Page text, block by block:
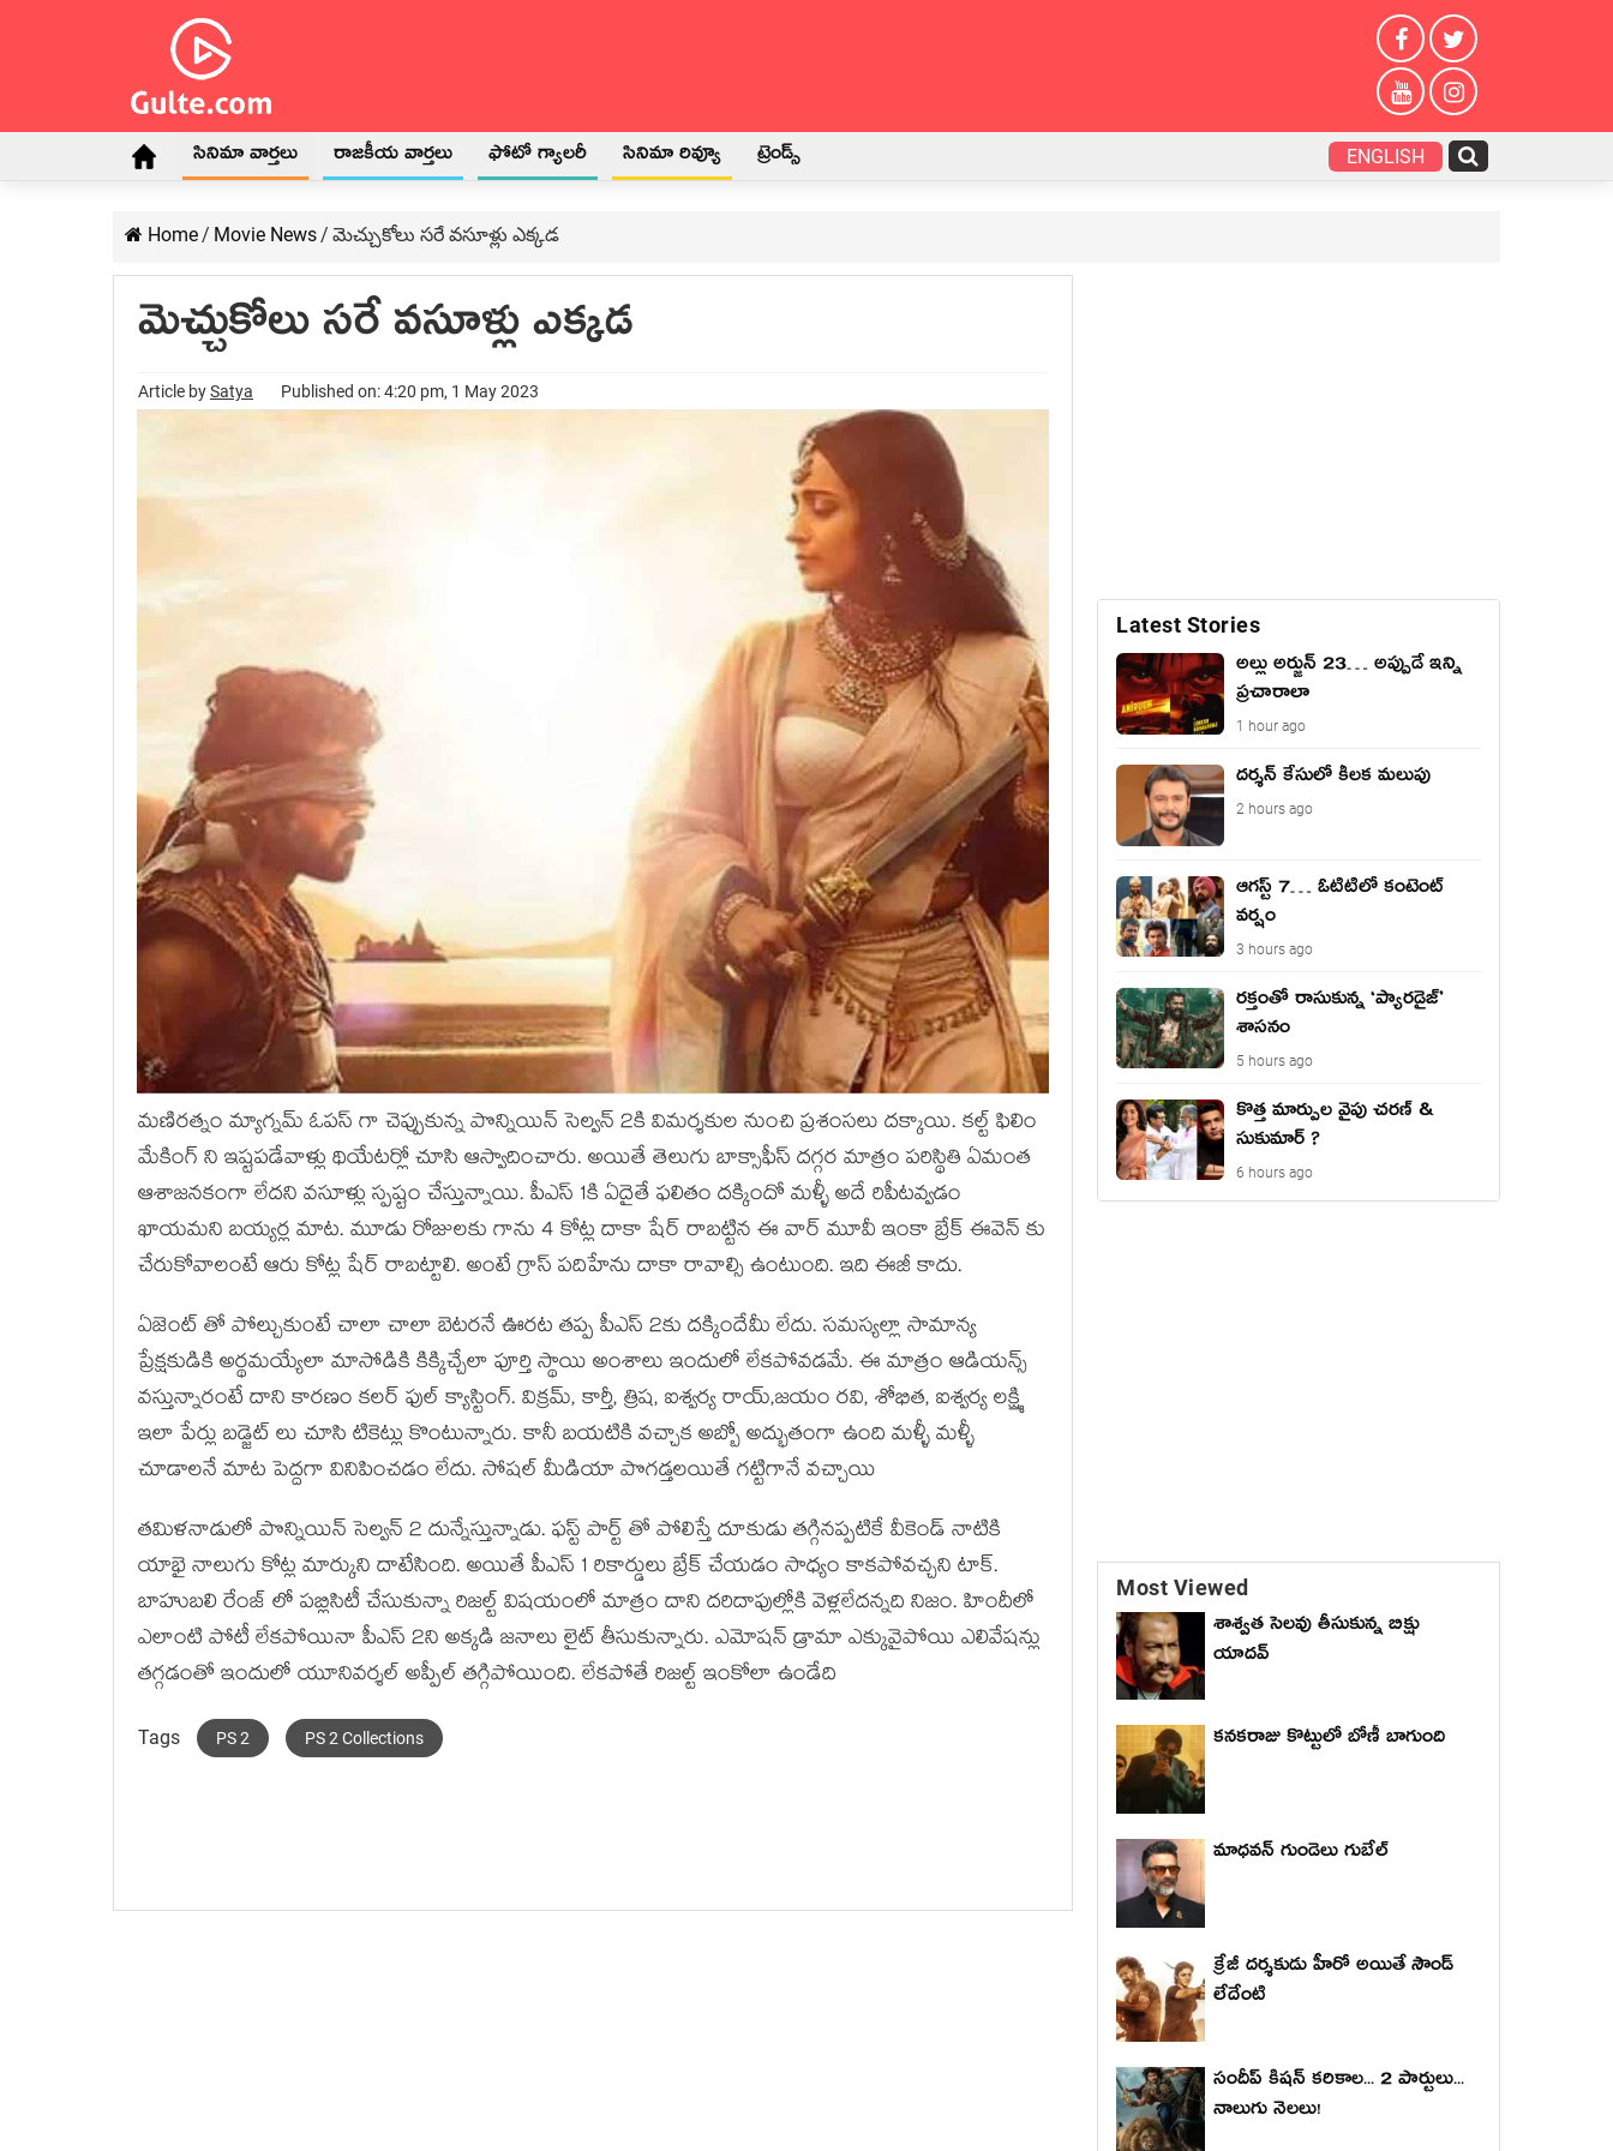
సినిమా వార్తలు రాజకీయ వార్తలు ఫోటో గ్యాలరీ సినిమా రివ్యూ ట్రెండ్స్ ENGLISH
Home/ Movie News/ మెచ్చుకోలు సరే వసూళ్లు ఎక్కడ
మెచ్చుకోలు సరే వసూళ్లు ఎక్కడ
Article bySatya Published on: 4:20 pm, 1 May 2023
మణిరత్నం మ్యాగ్నమ్ ఓపస్ గా చెప్పుకున్న పొన్నియిన్ సెల్వన్ 2కి విమర్శకుల నుంచి ప్రశంసలు దక్కాయి. కల్ట్ ఫిలిం
మేకింగ్ ని ఇష్టపడేవాళ్లు థియేటర్లో చూసి ఆస్వాదించారు. అయితే తెలుగు బాక్సాఫీస్ దగ్గర మాత్రం పరిస్థితి ఏమంత
ఆశాజనకంగా లేదని వసూళ్లు స్పష్టం చేస్తున్నాయి. పీఎస్ 1కి ఏదైతే ఫలితం దక్కిందో మళ్ళీ అదే రిపీటవ్వడం
ఖాయమని బయ్యర్ల మాట. మూడు రోజులకు గాను 4 కోట్ల దాకా షేర్ రాబట్టిన ఈ వార్ మూవీ ఇంకా బ్రేక్ ఈవెన్ కు
చేరుకోవాలంటే ఆరు కోట్ల షేర్ రాబట్టాలి. అంటే గ్రాస్ పదిహేను దాకా రావాల్సి ఉంటుంది. ఇది ఈజీ కాదు.
ఏజెంట్ తో పోల్చుకుంటే చాలా చాలా బెటరనే ఊరట తప్ప పీఎస్ 2కు దక్కిందేమీ లేదు. సమస్యల్లా సామాన్య
ప్రేక్షకుడికి అర్థమయ్యేలా మాసోడికి కిక్కిచ్చేలా పూర్తి స్థాయి అంశాలు ఇందులో లేకపోవడమే. ఈ మాత్రం ఆడియన్స్
వస్తున్నారంటే దాని కారణం కలర్ ఫుల్ క్యాస్టింగ్. విక్రమ్, కార్తీ, త్రిష, ఐశ్వర్య రాయ్,జయం రవి, శోభిత, ఐశ్వర్య లక్ష్మి
ఇలా పేర్లు బడ్జెట్ లు చూసి టికెట్లు కొంటున్నారు. కానీ బయటికి వచ్చాక అబ్బో అద్భుతంగా ఉంది మళ్ళీ మళ్ళీ
చూడాలనే మాట పెద్దగా వినిపించడం లేదు. సోషల్ మీడియా పొగడ్తలయితే గట్టిగానే వచ్చాయి
తమిళనాడులో పొన్నియిన్ సెల్వన్ 2 దున్నేస్తున్నాడు. ఫస్ట్ పార్ట్ తో పోలిస్తే దూకుడు తగ్గినప్పటికే వీకెండ్ నాటికి
యాభై నాలుగు కోట్ల మార్కుని దాటేసింది. అయితే పీఎస్ 1 రికార్డులు బ్రేక్ చేయడం సాధ్యం కాకపోవచ్చని టాక్.
బాహుబలి రేంజ్ లో పబ్లిసిటీ చేసుకున్నా రిజల్ట్ విషయంలో మాత్రం దాని దరిదాపుల్లోకి వెళ్లలేదన్నది నిజం. హిందీలో
ఎలాంటి పోటీ లేకపోయినా పీఎస్ 2ని అక్కడి జనాలు లైట్ తీసుకున్నారు. ఎమోషన్ డ్రామా ఎక్కువైపోయి ఎలివేషన్లు
తగ్గడంతో ఇందులో యూనివర్శల్ అప్పీల్ తగ్గిపోయింది. లేకపోతే రిజల్ట్ ఇంకోలా ఉండేది
Tags PS 2 PS 2 Collections
Latest Stories
అల్లు అర్జున్ 23… అప్పుడే ఇన్ని
ప్రచారాలా
1 hour ago
దర్శన్ కేసులో కీలక మలుపు
2 hours ago
ఆగస్ట్ 7… ఓటిటిలో కంటెంట్
వర్షం
3 hours ago
రక్తంతో రాసుకున్న ‘ప్యారడైజ్’
శాసనం
5 hours ago
కొత్త మార్పుల వైపు చరణ్ &
సుకుమార్ ?
6 hours ago
Most Viewed
శాశ్వత సెలవు తీసుకున్న బిక్షు
యాదవ్
కనకరాజు కొట్టులో బోణీ బాగుంది
మాధ‌వ‌న్ గుండెలు గుబేల్‌
క్రేజీ దర్శకుడు హీరో అయితే సౌండ్
లేదేంటి
సందీప్ కిషన్ కరికాల... 2 పార్టులు...
నాలుగు నెలలు!